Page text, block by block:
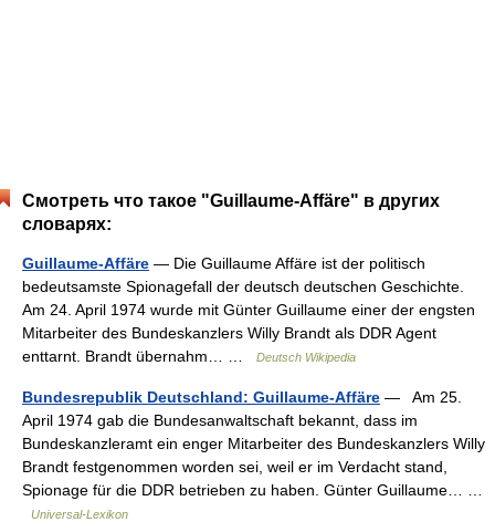
Смотреть что такое "Guillaume-Affäre" в других
словарях:
Guillaume-Affäre — Die Guillaume Affäre ist der politisch
bedeutsamste Spionagefall der deutsch deutschen Geschichte.
Am 24. April 1974 wurde mit Günter Guillaume einer der engsten
Mitarbeiter des Bundeskanzlers Willy Brandt als DDR Agent
enttarnt. Brandt übernahm… …
Deutsch Wikipedia
Bundesrepublik Deutschland: Guillaume-Affäre — Am 25.
April 1974 gab die Bundesanwaltschaft bekannt, dass im
Bundeskanzleramt ein enger Mitarbeiter des Bundeskanzlers Willy
Brandt festgenommen worden sei, weil er im Verdacht stand,
Spionage für die DDR betrieben zu haben. Günter Guillaume… …
Universal-Lexikon